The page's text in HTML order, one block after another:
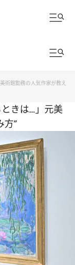
術館勤務の人気作家が教え
ときは…」元美
方”